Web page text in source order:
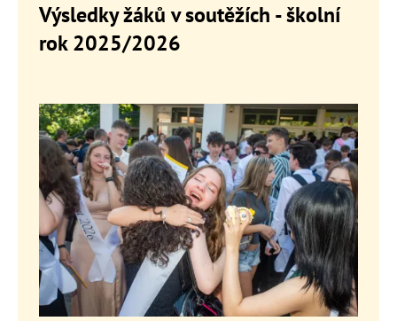
Výsledky žáků v soutěžích - školní
rok 2025/2026